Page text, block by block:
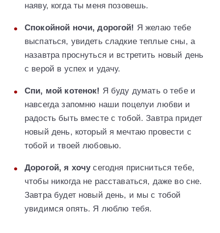
наяву, когда ты меня позовешь.
Спокойной ночи, дорогой! Я желаю тебе
выспаться, увидеть сладкие теплые сны, а
назавтра проснуться и встретить новый день
с верой в успех и удачу.
Спи, мой котенок! Я буду думать о тебе и
навсегда запомню наши поцелуи любви и
радость быть вместе с тобой. Завтра придет
новый день, который я мечтаю провести с
тобой и твоей любовью.
Дорогой, я хочусегодня присниться тебе,
чтобы никогда не расставаться, даже во сне.
Завтра будет новый день, и мы с тобой
увидимся опять. Я люблю тебя.